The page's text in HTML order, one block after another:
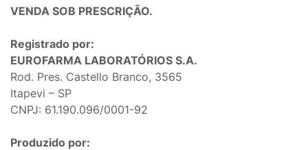
VENDA SOB PRESCRIÇÃO.
Registrado por:
EUROFARMA LABORATÓRIOS S.A.
Rod. Pres. Castello Branco, 3565
Itapevi – SP
CNPJ: 61.190.096/0001-92
Produzido por: